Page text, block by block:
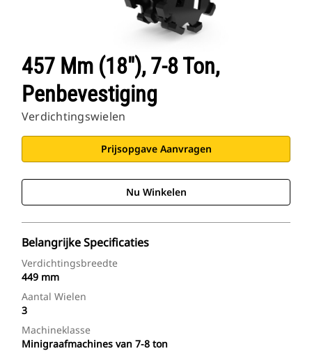
457 Mm (18"), 7-8 Ton,
Penbevestiging
Verdichtingswielen
Prijsopgave Aanvragen
Nu Winkelen
Belangrijke Specificaties
Verdichtingsbreedte
449 mm
Aantal Wielen
3
Machineklasse
Minigraafmachines van 7-8 ton